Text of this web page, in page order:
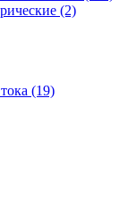
(2)
(19)